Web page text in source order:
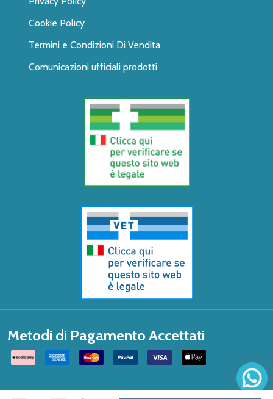
Cookie Policy
Termini e Condizioni Di Vendita
Comunicazioni ufficiali prodotti
Metodi di Pagamento Accettati